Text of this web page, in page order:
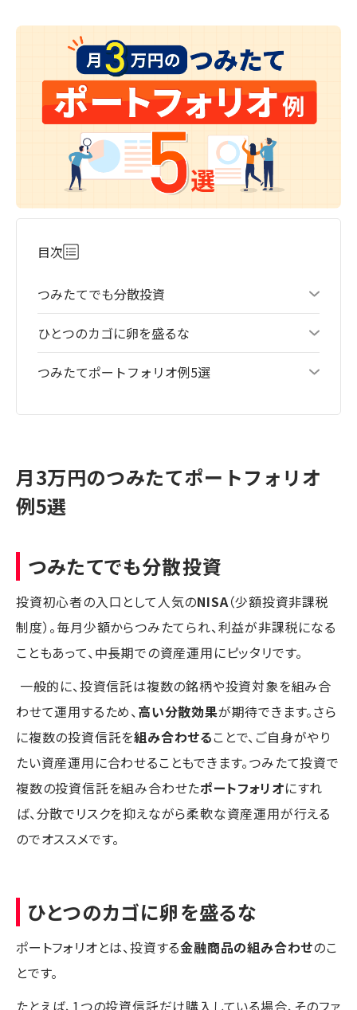
目次
つみたてでも分散投資
ひとつのカゴに卵を盛るな
つみたてポートフォリオ例5選
月3万円のつみたてポートフォリオ
例5選
つみたてでも分散投資
投資初心者の入口として人気のNISA（少額投資非課税
制度）。毎月少額からつみたてられ、利益が非課税になる
こともあって、中長期での資産運用にピッタリです。
一般的に、投資信託は複数の銘柄や投資対象を組み合
わせて運用するため、 高い分散効果が期待できます。さら
に複数の投資信託を組み合わせることで、ご自身がやり
たい資産運用に合わせることもできます。つみたて投資で
複数の投資信託を組み合わせたポートフォリオにすれ
ば、分散でリスクを抑えながら柔軟な資産運用が行える
のでオススメです。
ひとつのカゴに卵を盛るな
ポートフォリオとは、投資する金融商品の組み合わせのこ
とです。
たとえば、1つの投資信託だけ購入している場合、そのファ